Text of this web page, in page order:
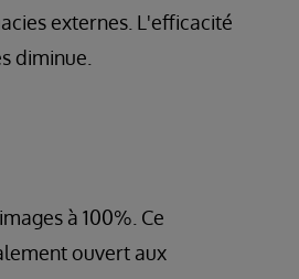
externes. L'efficacité
diminue.
à 100%. Ce
ouvert aux